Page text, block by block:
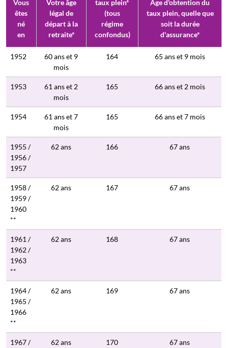
Vous
êtes
né
en
Votre âge
légal de
départ à la
retraite*
taux plein*
(tous
régime
confondus)
Âge d'obtention du
taux plein, quelle que
soit la durée
d'assurance*
1952
60 ans et 9
mois
164 65 ans et 9 mois
1953
61 ans et 2
mois
165 66 ans et 2 mois
1954
61 ans et 7
mois
165 66 ans et 7 mois
1955 /
1956 /
1957
62 ans 166 67 ans
1958 /
1959 /
1960
**
62 ans 167 67 ans
1961 /
1962 /
1963
**
62 ans 168 67 ans
1964 /
1965 /
1966
**
62 ans 169 67 ans
1967 /
62 ans 170 67 ans